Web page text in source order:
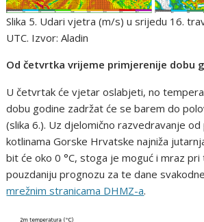
Slika 5. Udari vjetra (m/s) u srijedu 16.
UTC. Izvor: Aladin
Od četvrtka vrijeme primjerenije dobu
U četvrtak će vjetar oslabjeti, no
dobu godine zadržat će se barem do
(slika 6.). Uz djelomično razvedravanje
kotlinama Gorske Hrvatske najniža
bit će oko 0 °C, stoga je moguć i mraz pri
pouzdaniju prognozu za te dane
mrežnim stranicama DHMZ-a.